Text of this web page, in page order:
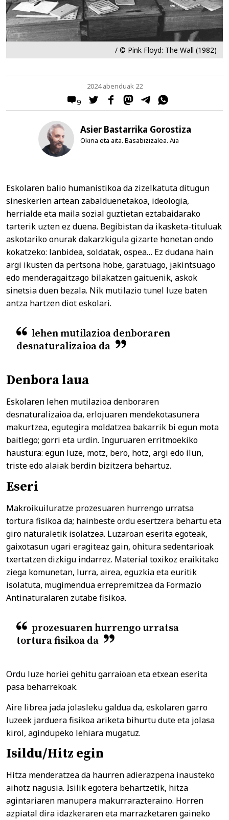
/ © Pink Floyd: The Wall (1982)
9
2024 abenduak 22
Asier Bastarrika Gorostiza
Okina eta aita. Basabizizalea. Aia
Eskolaren balio humanistikoa da zizelkatuta ditugun
sineskerien artean zabalduenetakoa, ideologia,
herrialde eta maila sozial guztietan eztabaidarako
tarterik uzten ez duena. Begibistan da ikasketa-tituluak
askotariko onurak dakarzkigula gizarte honetan ondo
kokatzeko: lanbidea, soldatak, ospea… Ez dudana hain
argi ikusten da pertsona hobe, garatuago, jakintsuago
edo menderagaitzago bilakatzen gaituenik, askok
sinetsia duen bezala. Nik mutilazio tunel luze baten
antza hartzen diot eskolari.
lehen mutilazioa denboraren
desnaturalizaioa da
Denbora laua
Eskolaren lehen mutilazioa denboraren
desnaturalizaioa da, erlojuaren mendekotasunera
makurtzea, egutegira moldatzea bakarrik bi egun mota
baitlego; gorri eta urdin. Inguruaren erritmoekiko
haustura: egun luze, motz, bero, hotz, argi edo ilun,
triste edo alaiak berdin bizitzera behartuz.
Eseri
Makroikuiluratze prozesuaren hurrengo urratsa
tortura fisikoa da; hainbeste ordu esertzera behartu eta
giro naturaletik isolatzea. Luzaroan eserita egoteak,
gaixotasun ugari eragiteaz gain, ohitura sedentarioak
txertatzen dizkigu indarrez. Material toxikoz eraikitako
ziega komunetan, lurra, airea, eguzkia eta euritik
isolatuta, mugimendua errepremitzea da Formazio
Antinaturalaren zutabe fisikoa.
prozesuaren hurrengo urratsa
tortura fisikoa da
Ordu luze horiei gehitu garraioan eta etxean eserita
pasa beharrekoak.
Aire librea jada jolasleku galdua da, eskolaren garro
luzeek jarduera fisikoa ariketa bihurtu dute eta jolasa
kirol, agindupeko lehiara mugatuz.
Isildu/Hitz egin
Hitza menderatzea da haurren adierazpena inausteko
aihotz nagusia. Isilik egotera behartzetik, hitza
agintariaren manupera makurrarazteraino. Horren
azpiatal dira idazkeraren eta marrazketaren gaineko